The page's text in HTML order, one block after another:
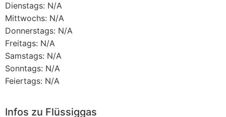
Dienstags: N/A
Mittwochs: N/A
Donnerstags: N/A
Freitags: N/A
Samstags: N/A
Sonntags: N/A
Feiertags: N/A
Infos zu Flüssiggas